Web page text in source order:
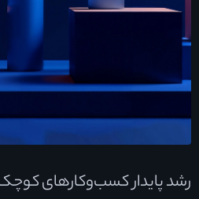
رشد پایدار کسب‌وکارهای کوچک